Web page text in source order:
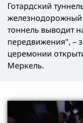
Готардский
железнодорожный
тоннель выводит
передвижения", –
церемонии
Меркель.